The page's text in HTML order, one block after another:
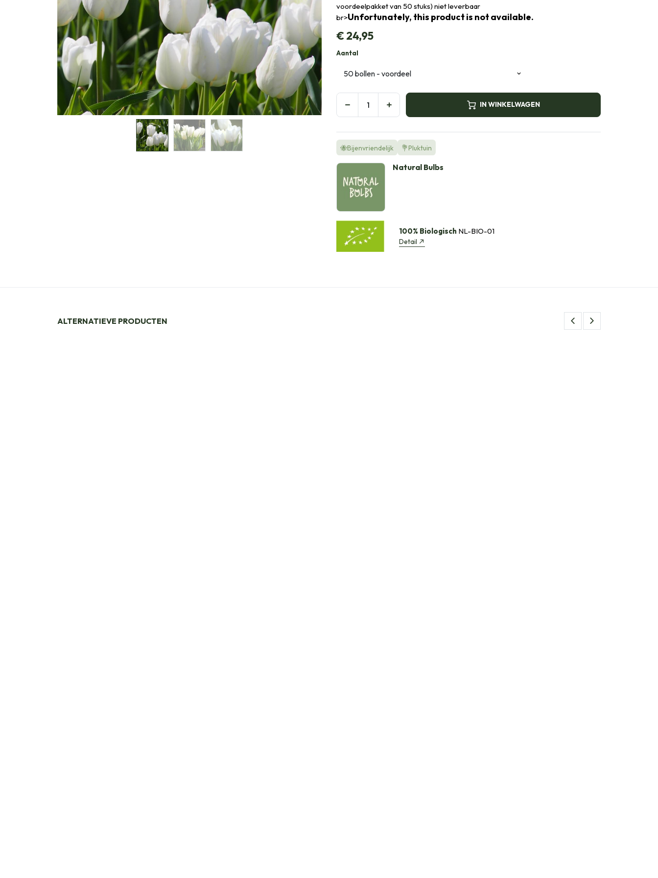
voordeelpakket van 50 stuks) niet leverbaar
br>Unfortunately, this product is not available.
€24,95
Aantal
IN WINKELWAGEN
🐝Bijenvriendelijk 💐Pluktuin
Natural Bulbs
100% Biologisch NL-BIO-01
Detail
ALTERNATIEVE PRODUCTEN